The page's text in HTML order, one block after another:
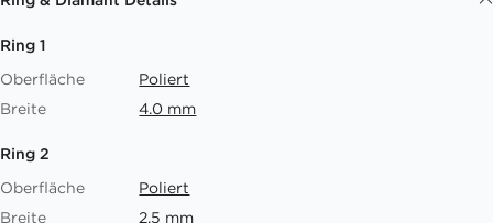
Ring 1
Oberfläche
Poliert
Breite
4.0 mm
Ring 2
Oberfläche
Poliert
Breite
2.5 mm